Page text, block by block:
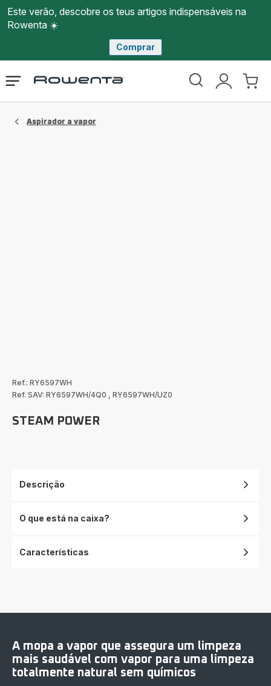
Este verão, descobre os teus artigos indispensáveis na
Rowenta ☀️
Comprar
Página
Rowenta
O
Abrir
Aspirador a vapor
Ref.: RY6597WH
Ref. SAV: RY6597WH/4Q0
RY6597WH/UZ0
STEAM POWER
Descrição
O que está na caixa?
Características
A mopa a vapor que assegura um limpeza
mais saudável com vapor para uma limpeza
totalmente natural sem químicos